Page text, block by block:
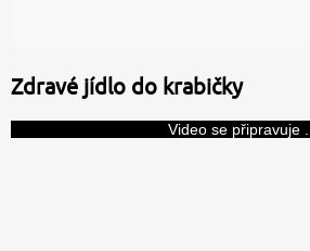
Zdravé jídlo do krabičky
Video se připravuje ...